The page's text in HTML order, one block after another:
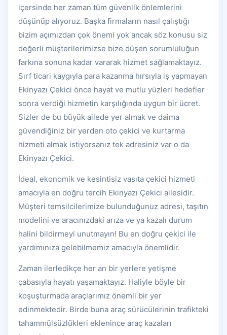
içersinde her zaman tüm güvenlik önlemlerini
düşünüp alıyoruz. Başka firmaların nasıl çalıştığı
bizim açımızdan çok önemi yok ancak söz konusu siz
değerli müşterilerimizse bize düşen sorumluluğun
farkına sonuna kadar vararak hizmet sağlamaktayız.
Sırf ticari kaygıyla para kazanma hırsıyla iş yapmayan
Ekinyazı Çekici önce hayat ve mutlu yüzleri hedefler
sonra verdiği hizmetin karşılığında uygun bir ücret.
Sizler de bu büyük ailede yer almak ve daima
güvendiğiniz bir yerden oto çekici ve kurtarma
hizmeti almak istiyorsanız tek adresiniz var o da
Ekinyazı Çekici.
İdeal, ekonomik ve kesintisiz vasıta çekici hizmeti
amacıyla en doğru tercih Ekinyazı Çekici ailesidir.
Müşteri temsilcilerimize bulunduğunuz adresi, taşıtın
modelini ve aracınızdaki arıza ve ya kazalı durum
halini bildirmeyi unutmayın! Bu en doğru çekici ile
yardımınıza gelebilmemiz amacıyla önemlidir.
Zaman ilerledikçe her an bir yerlere yetişme
çabasıyla hayatı yaşamaktayız. Haliyle böyle bir
koşuşturmada araçlarımız önemli bir yer
edinmektedir. Birde buna araç sürücülerinin trafikteki
tahammülsüzlükleri eklenince araç kazaları